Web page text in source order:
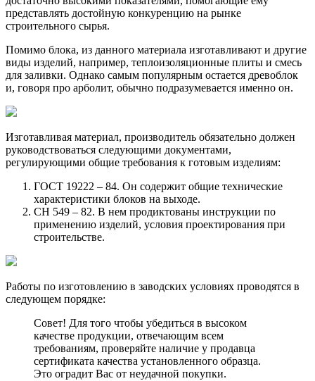
представлять достойную конкуренцию на рынке
строительного сырья.
Помимо блока, из данного материала изготавливают и другие
виды изделий, например, теплоизоляционные плиты и смесь
для заливки. Однако самым популярным остается древоблок
и, говоря про арболит, обычно подразумевается именно он.
Изготавливая материал, производитель обязательно должен
руководствоваться следующими документами,
регулирующими общие требования к готовым изделиям:
ГОСТ 19222 – 84. Он содержит общие технические
характеристики блоков на выходе.
СН 549 – 82. В нем продиктованы инструкции по
применению изделий, условия проектирования при
строительстве.
Работы по изготовлению в заводских условиях проводятся в
следующем порядке:
Совет! Для того чтобы убедиться в высоком
качестве продукции, отвечающим всем
требованиям, проверяйте наличие у продавца
сертификата качества установленного образца.
Это оградит Вас от неудачной покупки.